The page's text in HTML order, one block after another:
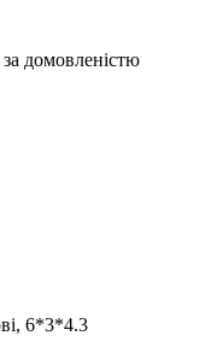
домовленістю
6*3*4.3